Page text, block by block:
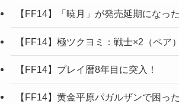
【FF14】「暁月」が発売延期になっ
【FF14】極ツクヨミ：戦士×2（ペア
【FF14】プレイ暦8年目に突入！
【FF14】黄金平原パガルザンで困っ